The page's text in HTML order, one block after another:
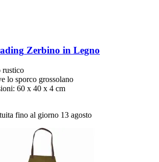
Zerbino in Legno
rustico
lo sporco grossolano
60 x 40 x 4 cm
fino al giorno 13 agosto